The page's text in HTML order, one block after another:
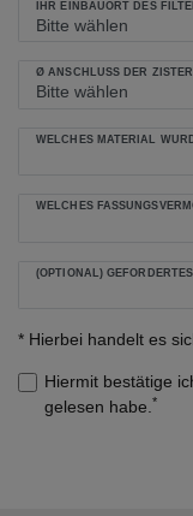
IHR EINBAUORT DES
Ø ANSCHLUSS DER
WELCHES MATERIAL
WELCHES
(OPTIONAL)
* Hierbei handelt es
Hiermit bestätige
gelesen habe. *